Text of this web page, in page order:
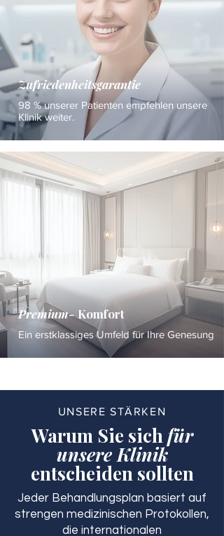
Zufriedenheitsgarantie
98 % unserer Patienten empfehlen unsere
Klinik weiter.
Premium-Komfort
Ein erstklassiges Umfeld für Ihre Genesung
UNSERE STÄRKEN
Warum Sie sichfür
unsere Klinik
entscheiden sollten
Jeder Behandlungsplan basiert auf
strengen medizinischen Protokollen,
die internationalen